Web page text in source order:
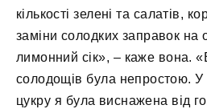
кількості зелені та салатів,
заміни солодких заправок на
лимонний сік», – каже вона.
солодощів була непростою.
цукру я була виснажена від